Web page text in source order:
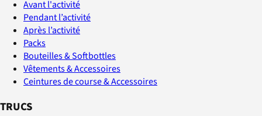
Avant l'activité
Pendant l’activité
Après l’activité
Packs
Bouteilles & Softbottles
Vêtements & Accessoires
Ceintures de course & Accessoires
TRUCS